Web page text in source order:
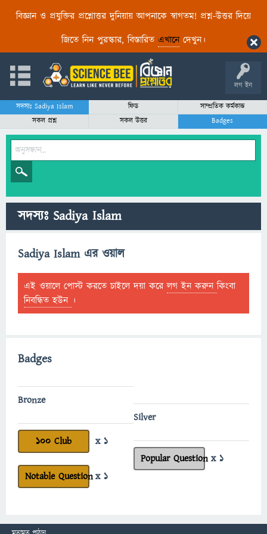
বিজ্ঞান ও প্রযুক্তির প্রশ্নোত্তর দুনিয়ায় আপনাকে স্বাগতম! প্রশ্ন-উত্তর দিয়ে
জিতে নিন পুরস্কার, বিস্তারিত এখানেদেখুন।
লগ ইন
সদস্যঃ Sadiya Islam ফিড
সাম্প্রতিক কর্মকান্ড
সকল প্রশ্ন
সকল উত্তর Badges
সদস্যঃ Sadiya Islam
Sadiya Islam এর ওয়াল
এই ওয়ালে পোস্ট করতে চাইলে দয়া করেলগ ইন করুনকিংবা
নিবন্ধিত হউন ।
Badges
Bronze
100 Club x 1
Notable Questionx 1
Silver
Popular Question x 1